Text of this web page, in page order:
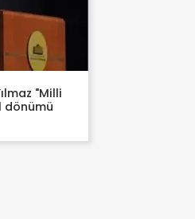
"Milli
dönümü